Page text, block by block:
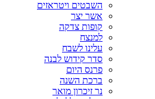
השבטים ויטראזים
אשר יצר
קופות צדקה
למנצח
עלינו לשבח
סדר קידוש לבנה
פרנס היום
ברכת השנה
נר זיכרון מואר